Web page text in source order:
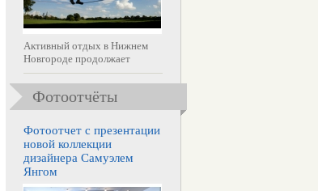
Активный отдых в Нижнем
Новгороде продолжает
Фотоотчёты
Фотоотчет с презентации
новой коллекции
дизайнера Самуэлем
Янгом